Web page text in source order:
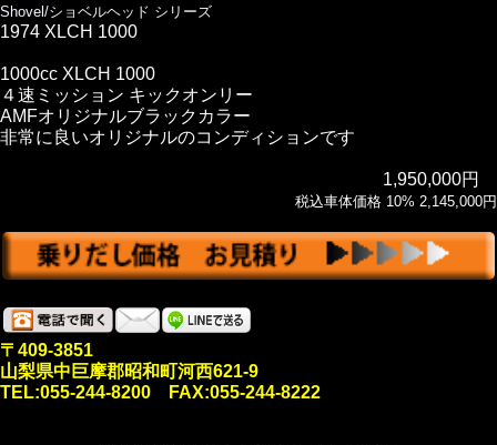
Shovel/ショベルヘッド シリーズ
1974 XLCH 1000
1000cc XLCH 1000
４速ミッション キックオンリー
AMFオリジナルブラックカラー
非常に良いオリジナルのコンディションです
1,950,000円
税込車体価格 10% 2,145,000円
〒409-3851
山梨県中巨摩郡昭和町河西621-9
TEL:055-244-8200 FAX:055-244-8222